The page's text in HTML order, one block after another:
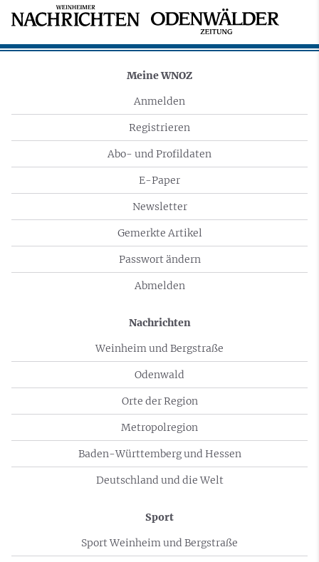
Meine WNOZ
Anmelden
Registrieren
Abo- und Profildaten
E-Paper
Newsletter
Gemerkte Artikel
Passwort ändern
Abmelden
Nachrichten
Weinheim und Bergstraße
Odenwald
Orte der Region
Metropolregion
Baden-Württemberg und Hessen
Deutschland und die Welt
Sport
Sport Weinheim und Bergstraße